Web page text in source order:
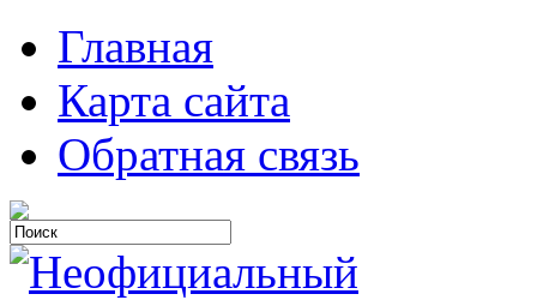
Главная
Карта сайта
Обратная связь